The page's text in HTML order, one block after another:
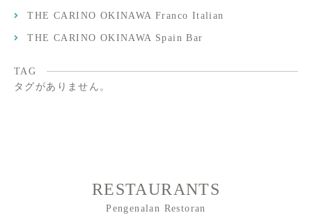
THE CARINO OKINAWA Franco Italian
THE CARINO OKINAWA Spain Bar
TAG
タグがありません。
RESTAURANTS
Pengenalan Restoran